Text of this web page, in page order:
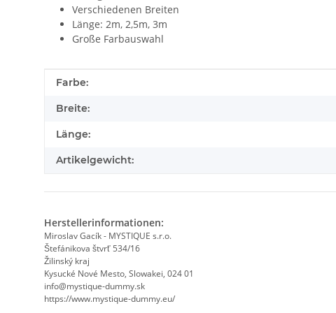
Verschiedenen Breiten
Länge: 2m, 2,5m, 3m
Große Farbauswahl
Produkteigenschaft
Wert
Farbe:
Breite:
Länge:
Artikelgewicht:
Herstellerinformationen:
Miroslav Gacík - MYSTIQUE s.r.o.
Štefánikova štvrť 534/16
Žilinský kraj
Kysucké Nové Mesto, Slowakei, 024 01
info@mystique-dummy.sk
https://www.mystique-dummy.eu/